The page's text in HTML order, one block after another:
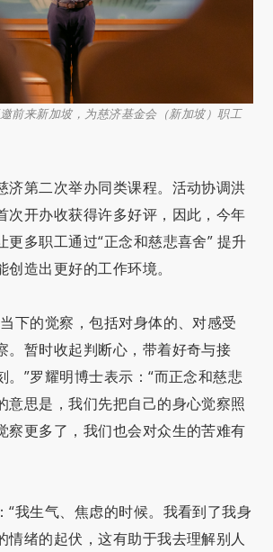
前来新加坡，为慈济基金会（新加坡）职工
济第二次举办同类课程。活动协调洪
次开办收获得许多好评，因此，今年
更多职工通过“正念和慈悲喜舍” 提升
造出更好的工作环境。
下的觉察，包括对身体的、对感受
。暂时收起判断心，带着好奇与接
。”罗耀明博士表示：“而正念和慈悲
意思是，我们先把自己的身心觉察照
察更多了，我们也会对众生的苦难有
“我生气、焦虑的时候。我看到了我身
情绪的起伏，这有助于我去理解别人